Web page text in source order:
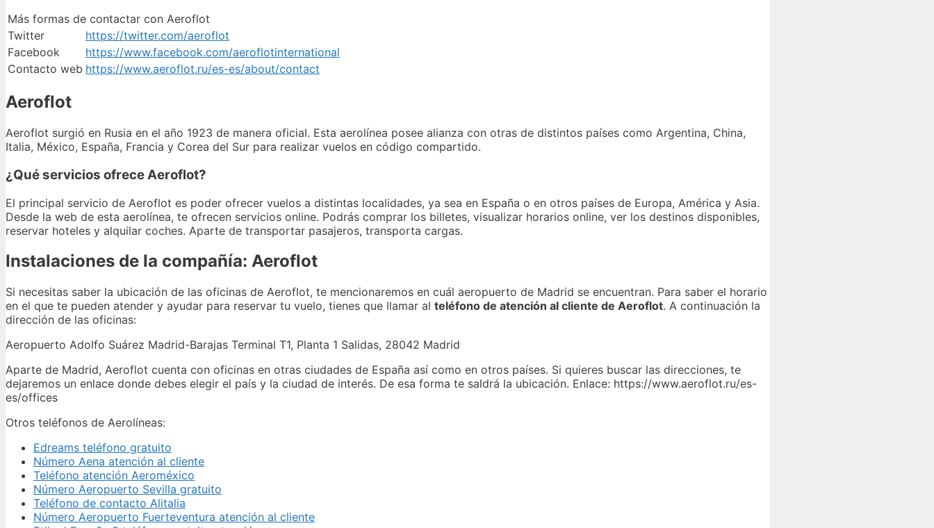
Más formas de contactar con Aeroflot
Twitter
https://twitter.com/aeroflot
Facebook
https://www.facebook.com/aeroflotinternational
Contacto web https://www.aeroflot.ru/es-es/about/contact
Aeroflot
Aeroflot surgió en Rusia en el año 1923 de manera oficial. Esta aerolínea posee alianza con otras de distintos países como Argentina, China,
Italia, México, España, Francia y Corea del Sur para realizar vuelos en código compartido.
¿Qué servicios ofrece Aeroflot?
El principal servicio de Aeroflot es poder ofrecer vuelos a distintas localidades, ya sea en España o en otros países de Europa, América y Asia.
Desde la web de esta aerolínea, te ofrecen servicios online. Podrás comprar los billetes, visualizar horarios online, ver los destinos disponibles,
reservar hoteles y alquilar coches. Aparte de transportar pasajeros, transporta cargas.
Instalaciones de la compañía: Aeroflot
Si necesitas saber la ubicación de las oficinas de Aeroflot, te mencionaremos en cuál aeropuerto de Madrid se encuentran. Para saber el horario
en el que te pueden atender y ayudar para reservar tu vuelo, tienes que llamar al teléfono de atención al cliente de Aeroflot. A continuación la
dirección de las oficinas:
Aeropuerto Adolfo Suárez Madrid-Barajas Terminal T1, Planta 1 Salidas, 28042 Madrid
Aparte de Madrid, Aeroflot cuenta con oficinas en otras ciudades de España así como en otros países. Si quieres buscar las direcciones, te
dejaremos un enlace donde debes elegir el país y la ciudad de interés. De esa forma te saldrá la ubicación. Enlace: https://www.aeroflot.ru/es-
es/offices
Otros teléfonos de Aerolíneas:
Edreams teléfono gratuito
Número Aena atención al cliente
Teléfono atención Aeroméxico
Número Aeropuerto Sevilla gratuito
Teléfono de contacto Alitalia
Número Aeropuerto Fuerteventura atención al cliente